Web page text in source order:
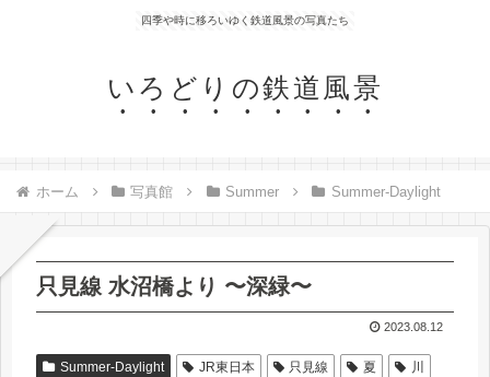
四季や時に移ろいゆく鉄道風景の写真たち
いろどりの鉄道風景
ホーム 写真館 Summer Summer-Daylight
只見線 水沼橋より 〜深緑〜
2023.08.12
Summer-Daylight JR東日本 只見線 夏
川